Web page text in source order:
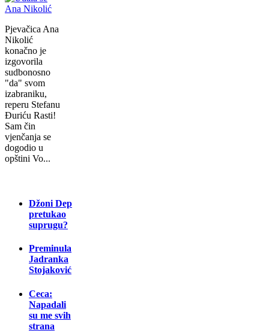
Pjevačica Ana
Nikolić
konačno je
izgovorila
sudbonosno
"da" svom
izabraniku,
reperu Stefanu
Đuriću Rasti!
Sam čin
vjenčanja se
dogodio u
opštini Vo...
Džoni Dep
pretukao
suprugu?
Preminula
Jadranka
Stojaković
Ceca:
Napadali
su me svih
strana